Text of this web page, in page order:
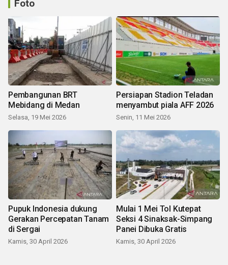
Foto
Pembangunan BRT
Mebidang di Medan
Selasa, 19 Mei 2026
Persiapan Stadion Teladan
menyambut piala AFF 2026
Senin, 11 Mei 2026
Pupuk Indonesia dukung
Gerakan Percepatan Tanam
di Sergai
Kamis, 30 April 2026
Mulai 1 Mei Tol Kutepat
Seksi 4 Sinaksak-Simpang
Panei Dibuka Gratis
Kamis, 30 April 2026